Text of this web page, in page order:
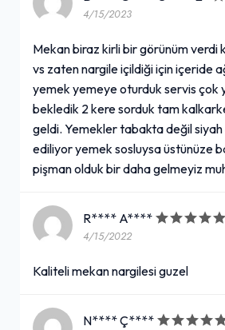
4/15/2023
Mekan biraz kirli bir görünüm verdi
vs zaten nargile içildiği için içeride
yemek yemeye oturduk servis çok
bekledik 2 kere sorduk tam
geldi. Yemekler tabakta değil
ediliyor yemek sosluysa üstünüze
pişman olduk bir daha gelmeyiz
R**** A****
4/15/2022
Kaliteli mekan nargilesi guzel
N**** Ç****